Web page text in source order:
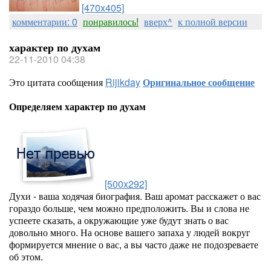
[470x405]
комментарии: 0 понравилось! вверх^ к полной версии
характер по духам
22-11-2010 04:38
Это цитата сообщения RijikdayОригинальное сообщение
Определяем характер по духам
[500x292]
Духи - ваша ходячая биография. Ваш аромат расскажет о вас
гораздо больше, чем можно предположить. Вы и слова не
успеете сказать, а окружающие уже будут знать о вас
довольно много. На основе вашего запаха у людей вокруг
формируется мнение о вас, а вы часто даже не подозреваете
об этом.